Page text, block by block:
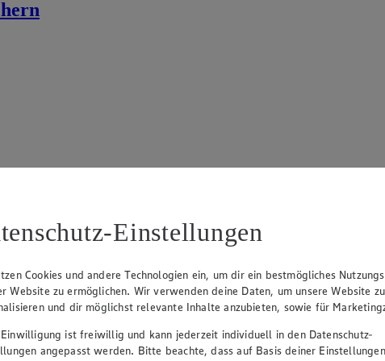
1.49 -45%
Café
Einstellungen
Cookies und andere Technologien ein, um dir ein bestmögliches
Website zu ermöglichen. Wir verwenden deine Daten, um unsere Website zu
und dir möglichst relevante Inhalte anzubieten, sowie für
Einwilligung ist freiwillig und kann jederzeit individuell in den Datenschutz-
angepasst werden. Bitte beachte, dass auf Basis deiner